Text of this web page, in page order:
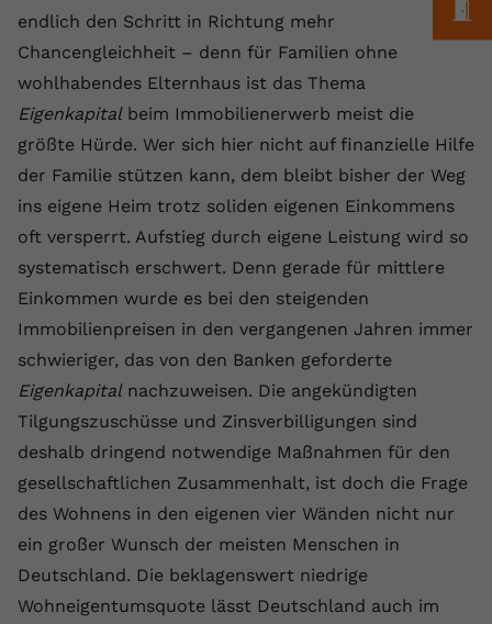
endlich den Schritt in Richtung mehr
Chancengleichheit – denn für Familien ohne
wohlhabendes Elternhaus ist das Thema
Eigenkapitalbeim Immobilienerwerb meist die
größte Hürde. Wer sich hier nicht auf finanzielle Hilfe
der Familie stützen kann, dem bleibt bisher der Weg
ins eigene Heim trotz soliden eigenen Einkommens
oft versperrt. Aufstieg durch eigene Leistung wird so
systematisch erschwert. Denn gerade für mittlere
Einkommen wurde es bei den steigenden
Immobilienpreisen in den vergangenen Jahren immer
schwieriger, das von den Banken geforderte
Eigenkapitalnachzuweisen. Die angekündigten
Tilgungszuschüsse und Zinsverbilligungen sind
deshalb dringend notwendige Maßnahmen für den
gesellschaftlichen Zusammenhalt, ist doch die Frage
des Wohnens in den eigenen vier Wänden nicht nur
ein großer Wunsch der meisten Menschen in
Deutschland. Die beklagenswert niedrige
Wohneigentumsquote lässt Deutschland auch im
Zweck
Dieser Wert speichert Ihre Consent-
Einstellungen. Unter anderem eine
historische Speicherung Ihrer
vorgenommen Einstellungen, falls der
Webseiten-Betreiber dies eingestellt
Name fe_typo_user
Laufzeit Session
Zweck
Speicherung von
Benutzereinstellungen zu ermöglichen.
Zweck
wiederzuerkennen und statistische
Informationen zur Nutzung der
Anbieter Google Ads
Zweck
Wird von Google Ads für das
Conversion-Tracking verwendet, um
Werbeklicks der Nutzung auf unserer
Website zuzuordnen.
Externe Inhalte
Wir verwenden auf unserer Website externe Inhalte,
um Ihnen zusätzliche Informationen anzubieten.
Anbieter vimeo.com
Laufzeit 2 Jahre
Zweck
Vimeo installiert dieses Cookie, um
Tracking-Informationen zu sammeln,
indem es eine eindeutige ID zum
setzt.
Name
Anbieter youtube.com
Laufzeit 2 Jahre
YouTube setzt dieses Cookie über